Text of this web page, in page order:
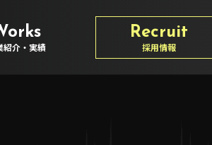
紹介・実績
Recruit
採用情報